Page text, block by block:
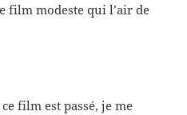
film modeste qui l’air de
film est passé, je me